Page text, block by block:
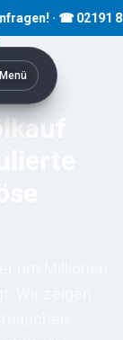
· ☎ 02191 80793
Menü